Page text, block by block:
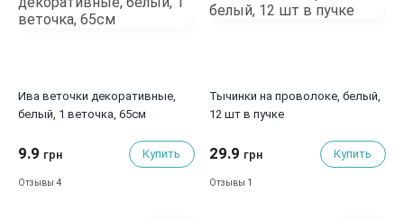
Ива веточки декоративные,
белый, 1 веточка, 65см
9.9 грн Купить
Отзывы 4
Тычинки на проволоке, белый,
12 шт в пучке
29.9 грн Купить
Отзывы 1